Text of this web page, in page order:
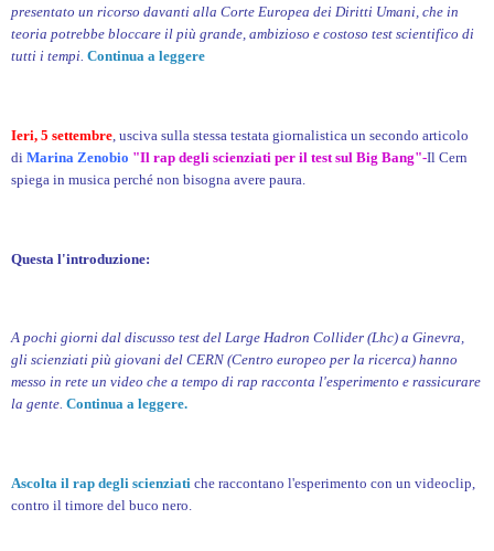
presentato un ricorso davanti alla Corte Europea dei Diritti Umani, che in
teoria potrebbe bloccare il più grande, ambizioso e costoso test scientifico di
tutti i tempi. Continua a leggere
Ieri, 5 settembre, usciva sulla stessa testata giornalistica un secondo articolo
di Marina Zenobio "Il rap degli scienziati per il test sul Big Bang"-Il Cern
spiega in musica perché non bisogna avere paura.
Questa l'introduzione:
A pochi giorni dal discusso test del Large Hadron Collider (Lhc) a Ginevra,
gli scienziati più giovani del CERN (Centro europeo per la ricerca) hanno
messo in rete un video che a tempo di rap racconta l'esperimento e rassicurare
la gente. Continua a leggere.
Ascolta il rap degli scienziati che raccontano l'esperimento con un videoclip,
contro il timore del buco nero.